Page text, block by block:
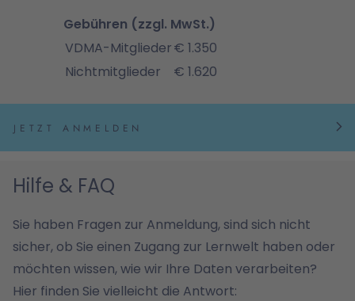
Gebühren (zzgl. MwSt.)
VDMA-Mitglieder€ 1.350
Nichtmitglieder
€ 1.620
JETZT ANMELDEN
Hilfe & FAQ
Sie haben Fragen zur Anmeldung, sind sich nicht
sicher, ob Sie einen Zugang zur Lernwelt haben oder
möchten wissen, wie wir Ihre Daten verarbeiten?
Hier finden Sie vielleicht die Antwort: